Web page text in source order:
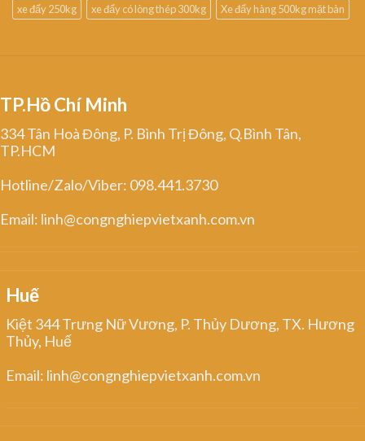
xe đẩy 250kg
xe đẩy có lòng thép 300kg Xe đẩy hàng 500kg mặt bàn
TP.Hồ Chí Minh
334 Tân Hoà Đông, P. Bình Trị Đông, Q.Bình Tân,
TP.HCM
Hotline/Zalo/Viber: 098.441.3730
Email: linh@congnghiepvietxanh.com.vn
Huế
Kiệt 344 Trưng Nữ Vương, P. Thủy Dương, TX. Hương
Thủy, Huế
Email: linh@congnghiepvietxanh.com.vn